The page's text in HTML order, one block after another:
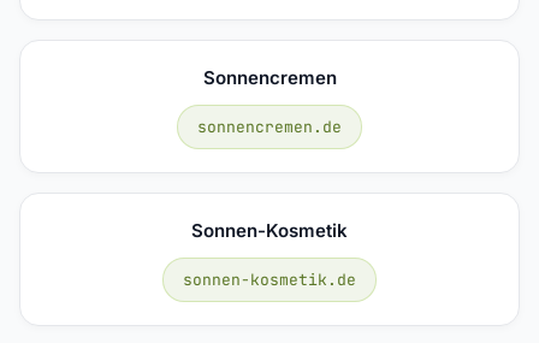
Sonnencremen
sonnencremen.de
Sonnen-Kosmetik
sonnen-kosmetik.de